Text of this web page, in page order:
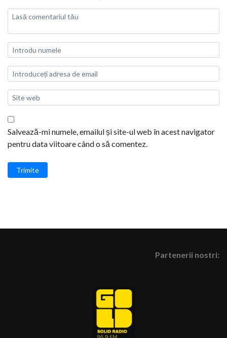
Salvează-mi numele, emailul și site-ul web în acest navigator
pentru data viitoare când o să comentez.
Trimite
Partenerii nostri: